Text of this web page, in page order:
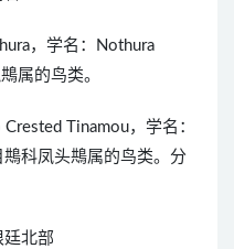
，学名：Nothura
属的鸟类。
Tinamou，学名：
科凤头䳍属的鸟类。分
廷北部